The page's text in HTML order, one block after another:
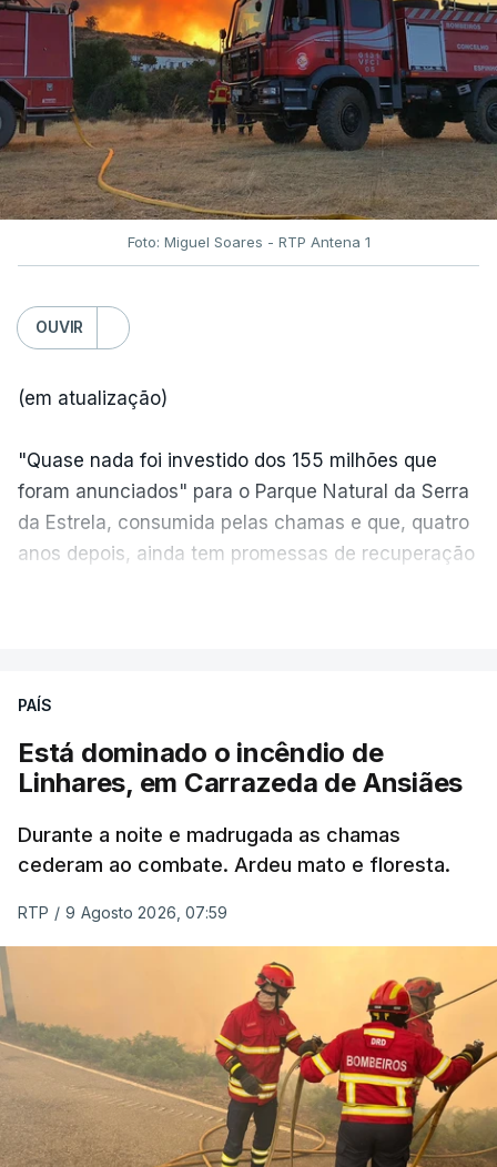
Foto: Miguel Soares - RTP Antena 1
OUVIR
(em atualização)
"Quase nada foi investido dos 155 milhões que
foram anunciados" para o Parque Natural da Serra
da Estrela, consumida pelas chamas e que, quatro
anos depois, ainda tem promessas de recuperação
ESTE CONTEÚDO ESTÁ NESTE
PAÍS
Está dominado o incêndio de
Linhares, em Carrazeda de Ansiães
Durante a noite e madrugada as chamas
cederam ao combate. Ardeu mato e floresta.
RTP / 9 Agosto 2026, 07:59